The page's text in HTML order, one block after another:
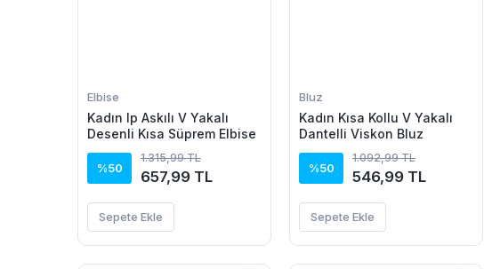
Elbise
Kadın Ip Askılı V Yakalı
Desenli Kısa Süprem Elbise
%50
1.315,99 TL
657,99 TL
Sepete Ekle
Bluz
Kadın Kısa Kollu V Yakalı
Dantelli Viskon Bluz
%50
1.092,99 TL
546,99 TL
Sepete Ekle